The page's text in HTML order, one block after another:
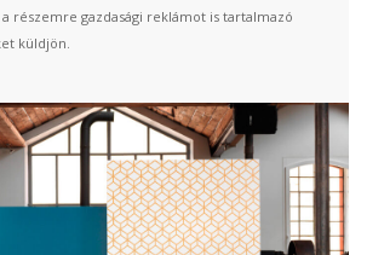
részemre gazdasági reklámot is tartalmazó
küldjön.